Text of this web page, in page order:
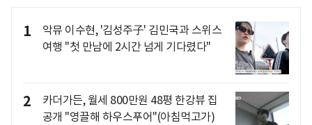
1
악뮤 이수현, '김성주子' 김민국과 스위스
여행 "첫 만남에 2시간 넘게 기다렸다"
2
카더가든, 월세 800만원 48평 한강뷰 집
공개 "영끌해 하우스푸어"(아침먹고가)